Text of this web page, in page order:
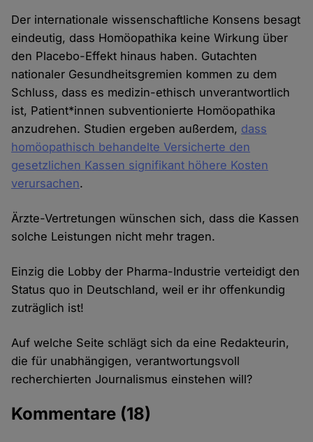
Der internationale wissenschaftliche Konsens besagt
eindeutig, dass Homöopathika keine Wirkung über
den Placebo-Effekt hinaus haben. Gutachten
nationaler Gesundheitsgremien kommen zu dem
Schluss, dass es medizin-ethisch unverantwortlich
ist, Patient*innen subventionierte Homöopathika
anzudrehen. Studien ergeben außerdem, dass
homöopathisch behandelte Versicherte den
gesetzlichen Kassen signifikant höhere Kosten
verursachen.
Ärzte-Vertretungen wünschen sich, dass die Kassen
solche Leistungen nicht mehr tragen.
Einzig die Lobby der Pharma-Industrie verteidigt den
Status quo in Deutschland, weil er ihr offenkundig
zuträglich ist!
Auf welche Seite schlägt sich da eine Redakteurin,
die für unabhängigen, verantwortungsvoll
recherchierten Journalismus einstehen will?
Kommentare (18)